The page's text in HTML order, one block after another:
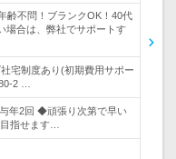
齢不問！ブランクOK！40代
場合は、弊社でサポートす
宅制度あり(初期費用サポー
2 …
年2回 ◆頑張り次第で早い
指せます…